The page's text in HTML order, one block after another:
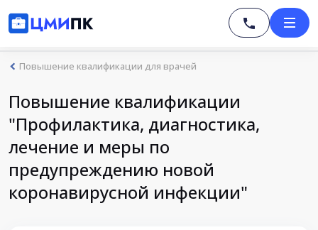
Повышение квалификации для врачей
Повышение квалификации
"Профилактика, диагностика,
лечение и меры по
предупреждению новой
коронавирусной инфекции"